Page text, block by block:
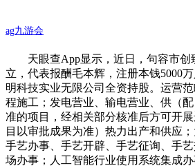
ag九游会
天眼查App显示，近日，句容市创
立，代表报酬毛本辉，注册本钱5000
明科技实业无限公司全资持股。运营
程施工；发电营业、输电营业、供（
准的项目，经相关部分核准后方可开
目以审批成果为准）热力出产和供应
手艺办事、手艺开辟、手艺征询、手
场办事；人工智能行业使用系统集成